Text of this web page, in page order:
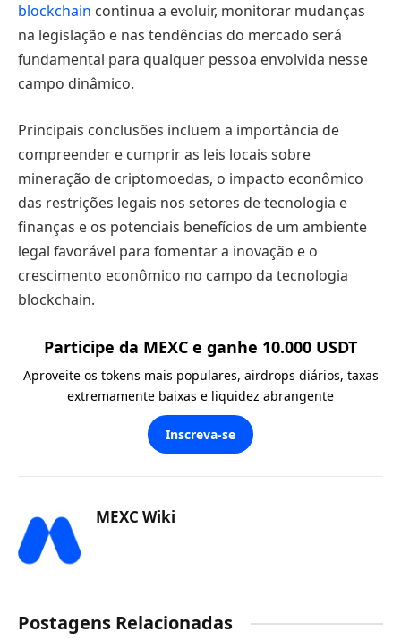
blockchain continua a evoluir, monitorar mudanças
na legislação e nas tendências do mercado será
fundamental para qualquer pessoa envolvida nesse
campo dinâmico.
Principais conclusões incluem a importância de
compreender e cumprir as leis locais sobre
mineração de criptomoedas, o impacto econômico
das restrições legais nos setores de tecnologia e
finanças e os potenciais benefícios de um ambiente
legal favorável para fomentar a inovação e o
crescimento econômico no campo da tecnologia
blockchain.
Participe da MEXC e ganhe 10.000 USDT
Aproveite os tokens mais populares, airdrops diários, taxas
extremamente baixas e liquidez abrangente
Inscreva-se
MEXC Wiki
Postagens Relacionadas